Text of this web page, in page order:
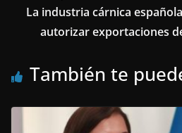
La industria cárnica
autorizar exportaciones
También te